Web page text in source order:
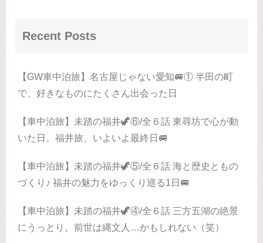
Recent Posts
【GW車中泊旅】名古屋じゃない愛知🚐① 半田の町
で、好きなものにたくさん出会った日
【車中泊旅】未踏の福井🦖⑥/全６話 東尋坊で心が動
いた日。福井旅、いよいよ最終日🚐
【車中泊旅】未踏の福井🦖⑤/全６話 海と歴史ともの
づくり♪ 福井の魅力をゆっくり巡る1日🚐
【車中泊旅】未踏の福井🦖④/全６話 三方五湖の絶景
にうっとり。前世は縄文人…かもしれない（笑）